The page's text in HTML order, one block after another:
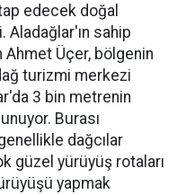
edecek doğal
Aladağlar'ın sahip
Üçer, bölgenin
turizmi merkezi
3 bin metrenin
Burası
dağcılar
güzel yürüyüş rotaları
yapmak